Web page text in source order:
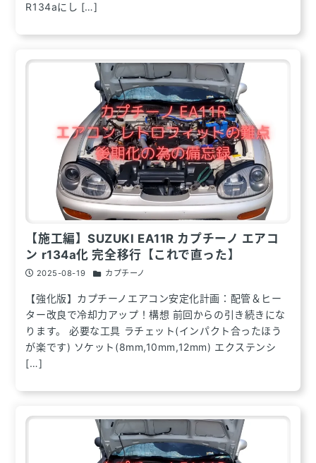
R134aにし […]
【施工編】SUZUKI EA11R カプチーノ エアコ
ン r134a化 完全移行【これで直った】
2025-08-19 カプチーノ
【強化版】カプチーノエアコン安定化計画：配管＆ヒー
ター改良で冷却力アップ！構想 前回からの引き続きにな
ります。 必要な工具 ラチェット(インパクト合ったほう
が楽です) ソケット(8mm,10mm,12mm) エクステンシ
[…]